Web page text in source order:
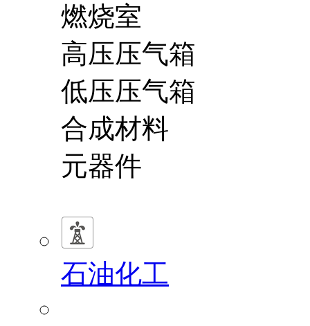
燃烧室
高压压气箱
低压压气箱
合成材料
元器件
石油化工